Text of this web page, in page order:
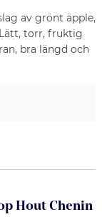
av grönt äpple,
torr, fruktig
bra längd och
Hout Chenin